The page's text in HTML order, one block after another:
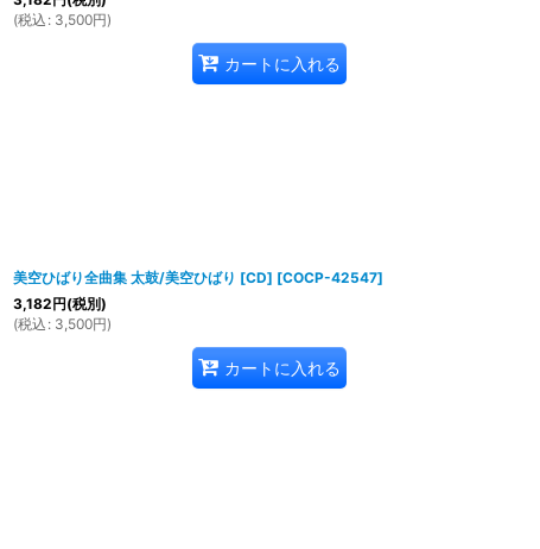
(税込 : 3,500円)
カートに入れる
美空ひばり全曲集 太鼓/美空ひばり [CD] [COCP-42547]
3,182円(税別)
(税込 : 3,500円)
カートに入れる